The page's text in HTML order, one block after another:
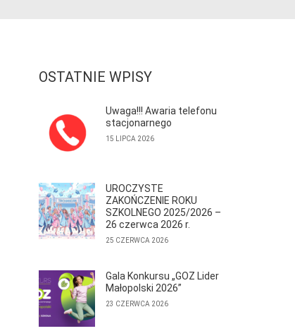
OSTATNIE WPISY
Uwaga!!! Awaria telefonu
stacjonarnego
15 LIPCA 2026
UROCZYSTE
ZAKOŃCZENIE ROKU
SZKOLNEGO 2025/2026 –
26 czerwca 2026 r.
25 CZERWCA 2026
Gala Konkursu „GOZ Lider
Małopolski 2026”
23 CZERWCA 2026